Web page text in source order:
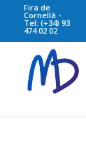
Fira de
Cornellà -
Tel: (+34) 93
474 02 02